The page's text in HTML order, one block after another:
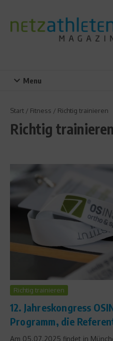
Menu
Start / Fitness / Richtig trainieren
Richtig trainieren
Richtig trainieren
12. Jahreskongress
Programm, die
Am 05.07.2025 findet in